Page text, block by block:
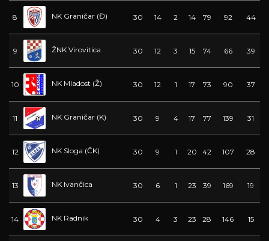
8 NK Graničar (Đ) 30 14 2 14 79 92 44
9 ŽNK Virovitica 30 12 3 15 74 66 39
10 NK Mladost (Ž) 30 12 1 17 73 90 37
11 NK Graničar (K) 30 9 4 17 77 139 31
12 NK Sloga (ČK) 30 9 1 20 42 107 28
13 NK Ivančica 30 6 1 23 39 169 19
14 NK Radnik 30 4 3 23 28 146 15